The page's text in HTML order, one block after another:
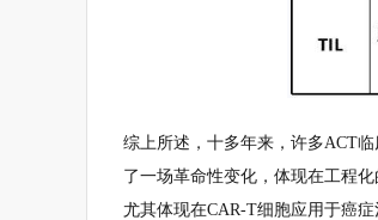
综上所述，十多年来，许多ACT
了一场革命性变化，体现在工程
尤其体现在CAR-T细胞应用于癌